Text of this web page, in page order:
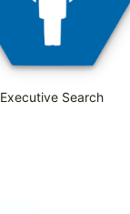
Executive Search